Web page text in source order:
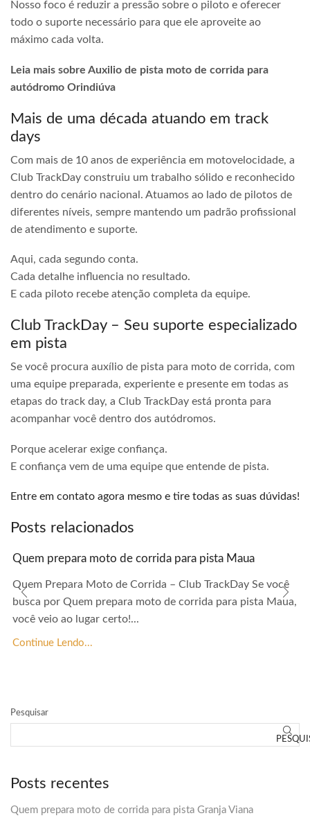
Nosso foco é reduzir a pressão sobre o piloto e oferecer
todo o suporte necessário para que ele aproveite ao
máximo cada volta.
Leia mais sobre Auxilio de pista moto de corrida para
autódromo Orindiúva
Mais de uma década atuando em track
days
Com mais de 10 anos de experiência em motovelocidade, a
Club TrackDay construiu um trabalho sólido e reconhecido
dentro do cenário nacional. Atuamos ao lado de pilotos de
diferentes níveis, sempre mantendo um padrão profissional
de atendimento e suporte.
Aqui, cada segundo conta.
Cada detalhe influencia no resultado.
E cada piloto recebe atenção completa da equipe.
Club TrackDay – Seu suporte especializado
em pista
Se você procura auxílio de pista para moto de corrida, com
uma equipe preparada, experiente e presente em todas as
etapas do track day, a Club TrackDay está pronta para
acompanhar você dentro dos autódromos.
Porque acelerar exige confiança.
E confiança vem de uma equipe que entende de pista.
Entre em contato agora mesmo e tire todas as suas dúvidas!
Posts relacionados
Quem prepara moto de corrida para pista Maua
Quem Prepara Moto de Corrida – Club TrackDay Se você
busca por Quem prepara moto de corrida para pista Maua,
você veio ao lugar certo!...
Continue Lendo...
Pesquisar
Posts recentes
Quem prepara moto de corrida para pista Granja Viana